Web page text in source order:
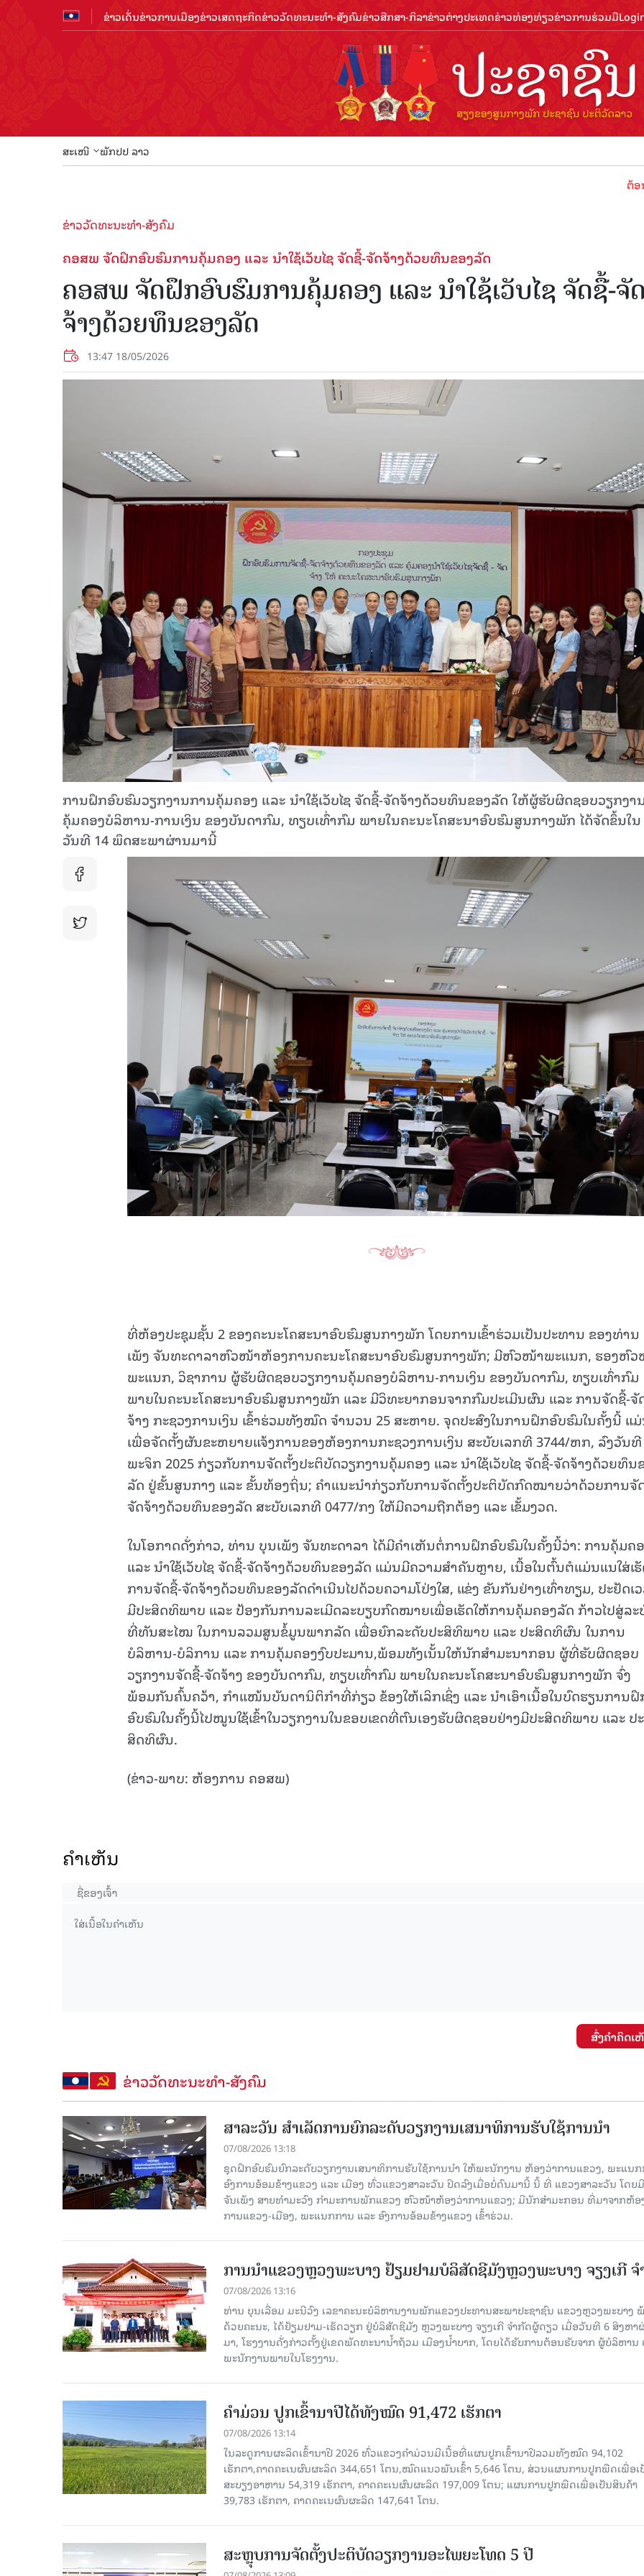
ຂ່າວເດັ່ນຂ່າວການເມືອງຂ່າວເສດຖະກິດຂ່າວວັດທະນະທຳ-ສັງຄົມຂ່າວສືກສາ-ກິລາຂ່າວຕ່າງປະເທດຂ່າວທ່ອງທ່ຽວຂ່າວການຮ່ວມມື
ສະເໜີ ພັກປປ ລາວ
ຕ້ອນຮັບປີທ່
ຂ່າວວັດທະນະທຳ-ສັງຄົມ
ຄອສພ ຈັດຝຶກອົບຮົມການຄຸ້ມຄອງ ແລະ ນໍາໃຊ້ເວັບໄຊ ຈັດຊື້-ຈັດຈ້າງດ້ວຍທຶນຂອງລັດ
ຄອສພ ຈັດຝຶກອົບຮົມການຄຸ້ມຄອງ ແລະ ນໍາໃຊ້ເວັບໄຊ ຈັດຊື້-ຈັ
ຈ້າງດ້ວຍທຶນຂອງລັດ
13:47 18/05/2026
ການຝຶກອົບຮົມວຽກງານການຄຸ້ມຄອງ ແລະ ນໍາໃຊ້ເວັບໄຊ ຈັດຊື້-ຈັດຈ້າງດ້ວຍທຶນຂອງລັດ ໃຫ້ຜູ້ຮັບຜິດຊອບວຽກງາ
ຄຸ້ມຄອງບໍລິຫານ-ການເງິນ ຂອງບັນດາກົມ, ທຽບເທົ່າກົມ ພາຍໃນຄະນະໂຄສະນາອົບຮົມສູນກາງພັກ ໄດ້ຈັດຂຶ້ນໃນ
ວັນທີ 14 ພຶດສະພາຜ່ານມານີ້
ທີ່ຫ້ອງປະຊຸມຊັ້ນ 2 ຂອງຄະນະໂຄສະນາອົບຮົມສູນກາງພັກ ໂດຍການເຂົ້າຮ່ວມເປັນປະທານ ຂອງທ່າ
ເພັງ ຈັນທະດາລາຫົວໜ້າຫ້ອງການຄະນະໂຄສະນາອົບຮົມສູນກາງພັກ; ມີຫົວໜ້າພະແນກ, ຮອງຫົ
ພະແນກ, ວິຊາການ ຜູ້ຮັບຜິດຊອບວຽກງານຄຸ້ມຄອງບໍລິຫານ-ການເງິນ ຂອງບັນດາກົມ, ທຽບເທົ່າກົມ
ພາຍໃນຄະນະໂຄສະນາອົບຮົມສູນກາງພັກ ແລະ ມີວິທະຍາກອນຈາກກົມປະເມີນຜົນ ແລະ ການຈັດຊື້-ຈັ
ຈ້າງ ກະຊວງການເງິນ ເຂົ້າຮ່ວມທັງໝົດ ຈໍານວນ 25 ສະຫາຍ. ຈຸດປະສົງໃນການຝຶກອົບຮົມໃນຄັ້ງນີ້ ແ
ເພື່ອຈັດຕັ້ງຜັນຂະຫຍາຍແຈ້ງການຂອງຫ້ອງການກະຊວງການເງິນ ສະບັບເລກທີ 3744/ຫກ, ລົງວັນທີ
ພະຈິກ 2025 ກ່ຽວກັບການຈັດຕັ້ງປະຕິບັດວຽກງານຄຸ້ມຄອງ ແລະ ນໍາໃຊ້ເວັບໄຊ ຈັດຊື້-ຈັດຈ້າງດ້ວຍທຶນ
ລັດ ຢູ່ຂັ້ນສູນກາງ ແລະ ຂັ້ນທ້ອງຖິ່ນ; ຄໍາແນະນໍາກ່ຽວກັບການຈັດຕັ້ງປະຕິບັດກົດໝາຍວ່າດ້ວຍການຈັ
ຈັດຈ້າງດ້ວຍທຶນຂອງລັດ ສະບັບເລກທີ 0477/ກງ ໃຫ້ມີຄວາມຖືກຕ້ອງ ແລະ ເຂັ້ມງວດ.
ໃນໂອກາດດັ່ງກ່າວ, ທ່ານ ບຸນເພັງ ຈັນທະດາລາ ໄດ້ມີຄໍາເຫັນຕໍ່ການຝຶກອົບຮົມໃນຄັ້ງນີ້ວ່າ: ການຄຸ້ມຄ
ແລະ ນໍາໃຊ້ເວັບໄຊ ຈັດຊື້-ຈັດຈ້າງດ້ວຍທຶນຂອງລັດ ແມ່ນມີຄວາມສໍາຄັນຫຼາຍ, ເນື້ອໃນຕົ້ນຕໍແມ່ນແນໃສ່ເ
ການຈັດຊື້-ຈັດຈ້າງດ້ວຍທຶນຂອງລັດດໍາເນີນໄປດ້ວຍຄວາມໂປ່ງໃສ, ແຂ່ງ ຂັນກັນຢ່າງເທົ່າທຽມ, ປະຢັດເ
ມີປະສິດທິພາບ ແລະ ປ້ອງກັນການລະເມີດລະບຽບກົດໝາຍເພື່ອເຮັດໃຫ້ການຄຸ້ມຄອງລັດ ກ້າວໄປສູ່ລະ
ທີ່ທັນສະໄໝ ໃນການລວມສູນຂໍ້ມູນພາກລັດ ເພື່ອຍົກລະດັບປະສິທິພາບ ແລະ ປະສິດທິຜົນ ໃນການ
ບໍລິຫານ-ບໍລິການ ແລະ ການຄຸ້ມຄອງງົບປະມານ,ພ້ອມທັງເນັ້ນໃຫ້ນັກສໍາມະນາກອນ ຜູ້ທີ່ຮັບຜິດຊອບ
ວຽກງານຈັດຊື້-ຈັດຈ້າງ ຂອງບັນດາກົມ, ທຽບເທົ່າກົມ ພາຍໃນຄະນະໂຄສະນາອົບຮົມສູນກາງພັກ ຈົ່ງ
ພ້ອມກັນຄົ້ນຄວ້າ, ກໍາແໜ້ນບັນດານິຕິກໍາທີ່ກ່ຽວ ຂ້ອງໃຫ້ເລິກເຊິ່ງ ແລະ ນຳເອົາເນື້ອໃນບົດຮຽນການ
ອົບຮົມໃນຄັ້ງນີ້ໄປໝູນໃຊ້ເຂົ້າໃນວຽກງານໃນຂອບເຂດທີ່ຕົນເອງຮັບຜິດຊອບຢ່າງມີປະສິດທິພາບ ແລະ ປະ
ສິດທິຜົນ.
(ຂ່າວ-ພາບ: ຫ້ອງການ ຄອສພ)
ຄໍາເຫັນ
ສົ່ງຄໍາຄິດເ
ຂ່າວວັດທະນະທຳ-ສັງຄົມ
ສາລະວັນ ສໍາເລັດການຍົກລະດັບວຽກງານເສນາທິການຮັບໃຊ້ການນໍາ
07/08/2026 13:18
ຊຸດຝຶກອົບຮົມຍົກລະດັບວຽກງານເສນາທິການຮັບໃຊ້ການນໍາ ໃຫ້ພະນັກງານ ຫ້ອງວ່າການແຂວງ, ພະແນ
ອົງການອ້ອມຂ້າງແຂວງ ແລະ ເມືອງ ທົ່ວແຂວງສາລະວັນ ປິດລົງເມື່ອ​ບໍ່​ດົນ​ມາ​ນີ້ ນີ້ ທີ່ ແຂວງສາລະວັນ ໂດຍ​
ຈັນເພັງ ສາຍທຳມະວົງ ກຳມະການພັກແຂວງ ຫົວໜ້າຫ້ອງວ່າການແຂວງ; ມີນັກສຳມະກອນ ທີ່ມາຈາກຫ້ອ
ການແຂວງ-ເມືອງ, ພະແນກການ ແລະ ອົງການອ້ອມຂ້າງແຂວງ ເຂົ້າຮ່ວມ.
ການນຳແຂວງຫຼວງພະບາງ ຢ້ຽມ​ຢາມບໍ​ລິ​ສັດຊີມັງຫຼວງພະບາງ ຈຽງເກີ
07/08/2026 13:16
ທ່ານ ບຸນເລື່ອມ ມະນີວົງ ເລ​ຂາ​ຄະ​ນະ​ບໍ​ລິ​ຫານ​ງານ​ພັກແຂວງປະທານສະພາປະຊາຊົນ ແຂວງຫຼວງພະບາງ
ດ້ວຍຄະນະ, ໄດ້ຢ້ຽມຢາມ-ເຮັດວຽກ ຢູ່ບໍລິສັດຊີມັງ ຫຼວງພະບາງ ຈຽງເກີ ຈໍາກັດຜູ້ດຽວ ເມື່ອ​ວັນ​ທີ 6 ສິງ​ຫາ​
ມາ, ໂຮງ​ງານ​ດັ່ງ​ກ່າວຕັ້ງຢູ່ເຂດພັດທະນານ້ຳຖ້ວມ ເມືອງນໍ້າບາກ, ໂດຍໄດ້ຮັບການຕ້ອນຮັບຈາກ ຜູ້ບໍລິຫານ
ພະນັກງານພາຍໃນໂຮງງານ.
ຄໍາມ່ວນ ປູກເຂົ້ານາປີໄດ້ທັງໝົດ 91,472 ເຮັກຕາ
07/08/2026 13:14
ໃນລະດູການຜະລິດເຂົ້ານາປີ 2026 ທົ່ວແຂວງຄໍາມ່ວນມີເນື້ອທີ່ແຜນປູກເຂົ້ານາປີລວມທັງໝົດ 94,102
ເຮັກຕາ,ຄາດຄະເນຜົນຜະລິດ 344,651 ໂຕນ,ໝົດແນວພັນເຂົ້າ 5,646 ໂຕນ, ສ່ວນແຜນການປູກພືດເພື່ອເ
ສະບຽງອາຫານ 54,319 ເຮັກຕາ, ຄາດຄະເນຜົນຜະລິດ 197,009 ໂຕນ; ແຜນການປູກພືດເພື່ອເປັນສິນຄ້າ
39,783 ເຮັກຕາ, ຄາດຄະເນຜົນຜະລິດ 147,641 ໂຕນ.
ສະຫຼຸບການຈັດຕັ້ງປະຕິບັດວຽກງານອະໄພຍະໂທດ 5 ປີ
15.040(07-08-